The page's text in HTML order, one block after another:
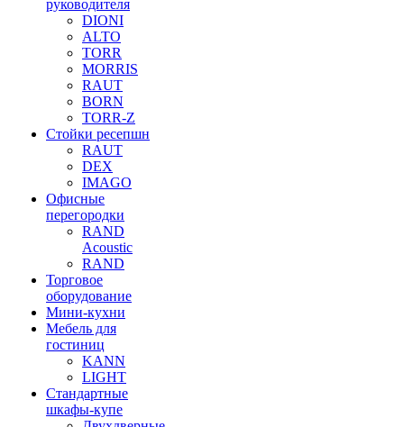
руководителя
DIONI
ALTO
TORR
MORRIS
RAUT
BORN
TORR-Z
Стойки ресепшн
RAUT
DEX
IMAGO
Офисные
перегородки
RAND
Acoustic
RAND
Торговое
оборудование
Мини-кухни
Мебель для
гостиниц
KANN
LIGHT
Стандартные
шкафы-купе